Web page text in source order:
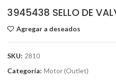
3945438 SELLO DE
Agregar a deseados
SKU: 2810
Categoría: Motor (Outlet)